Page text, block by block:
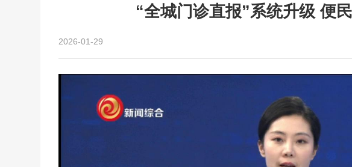
“全城门诊直报”系统升级 便
2026-01-29